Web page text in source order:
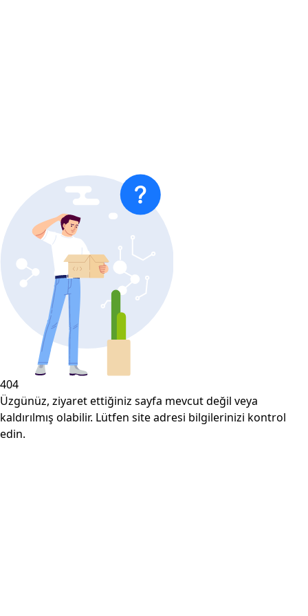
404
Üzgünüz, ziyaret ettiğiniz sayfa mevcut değil veya
kaldırılmış olabilir. Lütfen site adresi bilgilerinizi kontrol
edin.